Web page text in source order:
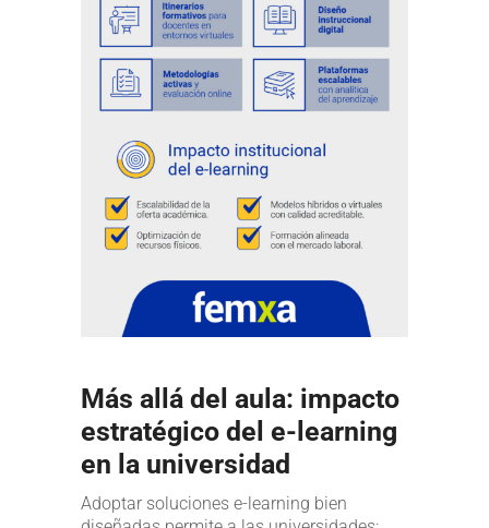
Más allá del aula: impacto
estratégico del e-learning
en la universidad
Adoptar soluciones e-learning bien